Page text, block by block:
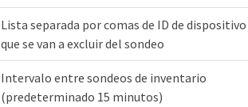
Lista separada por comas de ID de dispositivo
que se van a excluir del sondeo
Intervalo entre sondeos de inventario
(predeterminado 15 minutos)